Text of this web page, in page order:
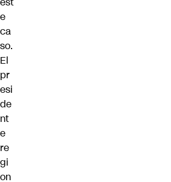
e
ca
so.
El
pr
esi
de
nt
e
re
gi
on